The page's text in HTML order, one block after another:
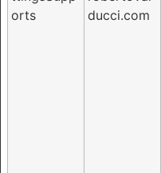
orts
ducci.com